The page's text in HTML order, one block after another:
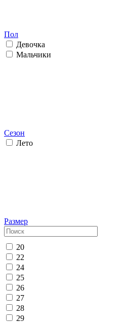
Пол
Девочка
Мальчики
Сезон
Лето
Размер
20
22
24
25
26
27
28
29